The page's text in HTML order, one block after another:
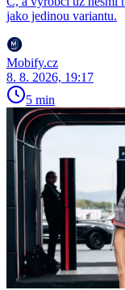
jako jedinou variantu.
Mobify.cz
8. 8. 2026, 19:17
5 min